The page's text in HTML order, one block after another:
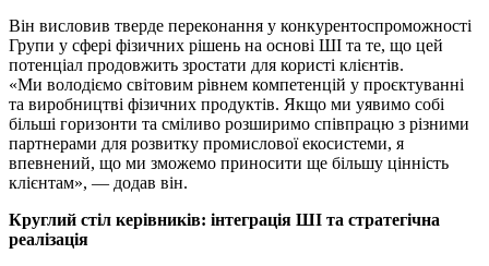
Він висловив твердe переконання у конкурентоспроможності
Групи у сфері фізичних рішень на основі ШІ та те, що цей
потенціал продовжить зростати для користі клієнтів.
«Ми володіємо світовим рівнем компетенцій у проєктуванні
та виробництві фізичних продуктів. Якщо ми уявимо собі
більші горизонти та сміливо розширимо співпрацю з різними
партнерами для розвитку промислової екосистеми, я
впевнений, що ми зможемо приносити ще більшу цінність
клієнтам», — додав він.
Круглий стіл керівників: інтеграція ШІ та стратегічна
реалізація